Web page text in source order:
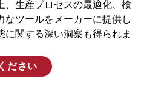
、生産プロセスの最適化、検
なツールをメーカーに提供し
に関する深い洞察も得られま
ださい